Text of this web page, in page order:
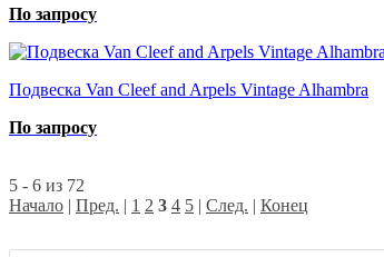
По запросу
Подвеска Van Cleef and Arpels Vintage Alhambra
По запросу
5 - 6 из 72
Начало | Пред. | 1 2 3 4 5 | След. | Конец